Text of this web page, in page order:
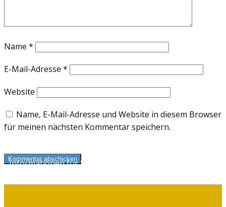
Name *
E-Mail-Adresse *
Website
Name, E-Mail-Adresse und Website in diesem Browser
für meinen nächsten Kommentar speichern.
Kommentar abschicken
Informationen für Selbstzahler